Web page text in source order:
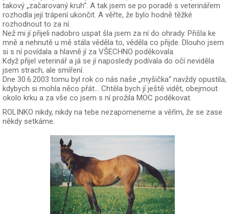
takový „začarovaný kruh“. A tak jsem se po poradě s veterinářem
rozhodla její trápení ukončit. A věřte, že bylo hodně těžké
rozhodnout to za ní.
Než mi jí přijeli nadobro uspat šla jsem za ní do ohrady. Přišla ke
mně a nehnutě u mě stála věděla to, věděla co přijde. Dlouho jsem
si s ní povídala a hlavně jí za VŠECHNO poděkovala.
Když přijel veterinář a já se jí naposledy podívala do očí neviděla
jsem strach, ale smíření.
Dne 30.6.2003 tomu byl rok co nás naše „myšička“ navždy opustila,
kdybych si mohla něco přát… Chtěla bych jí ještě vidět, obejmout
okolo krku a za vše co jsem s ní prožila MOC poděkovat.
ROLINKO nikdy, nikdy na tebe nezapomeneme a věřím, že se zase
někdy setkáme.